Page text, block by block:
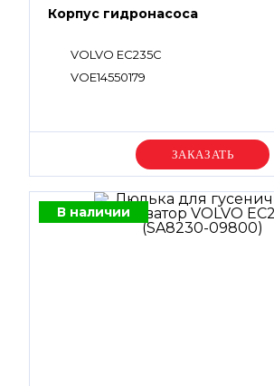
Корпус гидронасоса
VOLVO EC235C
VOE14550179
Уточняйте цену
В наличии